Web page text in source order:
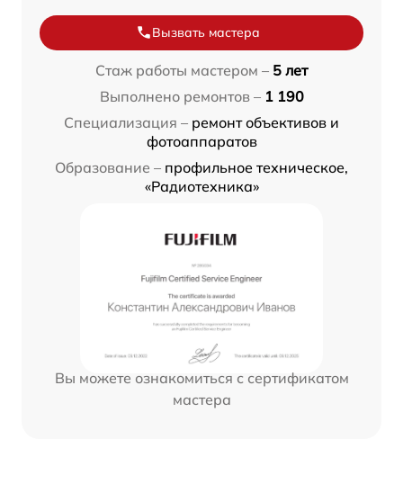
Вызвать мастера
Стаж работы мастером – 5 лет
Выполнено ремонтов – 1 190
Специализация – ремонт объективов и
фотоаппаратов
Образование – профильное техническое,
«Радиотехника»
Вы можете ознакомиться с сертификатом
мастера